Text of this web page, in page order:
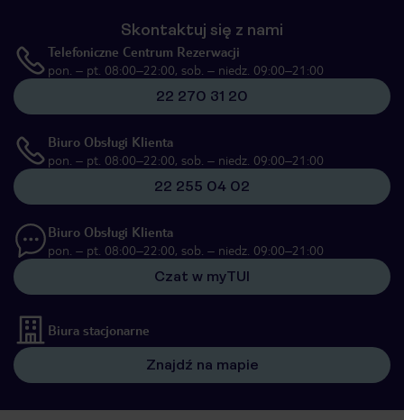
Skontaktuj się z nami
Telefoniczne Centrum Rezerwacji
pon. – pt. 08:00–22:00, sob. – niedz. 09:00–21:00
22 270 31 20
Biuro Obsługi Klienta
pon. – pt. 08:00–22:00, sob. – niedz. 09:00–21:00
22 255 04 02
Biuro Obsługi Klienta
pon. – pt. 08:00–22:00, sob. – niedz. 09:00–21:00
Czat w myTUI
Biura stacjonarne
Znajdź na mapie